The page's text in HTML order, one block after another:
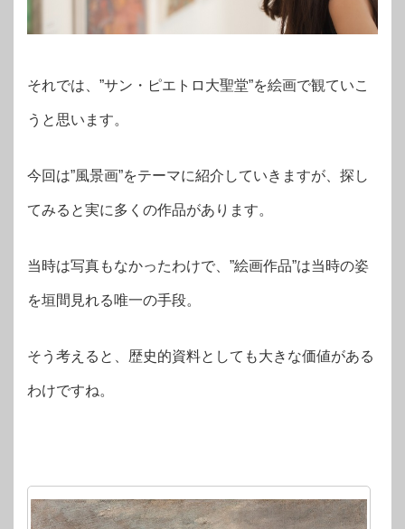
それでは、”サン・ピエトロ大聖堂”を絵画で観ていこ
うと思います。
今回は”風景画”をテーマに紹介していきますが、探し
てみると実に多くの作品があります。
当時は写真もなかったわけで、”絵画作品”は当時の姿
を垣間見れる唯一の手段。
そう考えると、歴史的資料としても大きな価値がある
わけですね。